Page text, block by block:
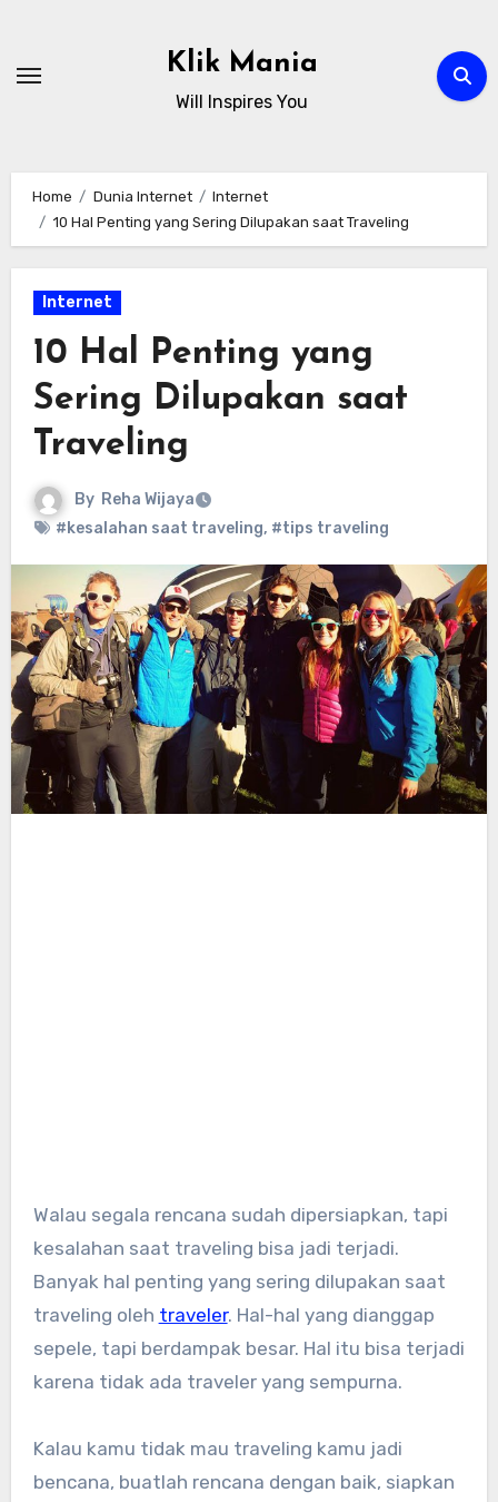
content
Klik Mania
Will Inspires You
Home Dunia Internet
Internet
10 Hal Penting yang Sering Dilupakan saat Traveling
Internet
10 Hal Penting yang
Sering Dilupakan saat
Traveling
By Reha Wijaya
#kesalahan saat traveling, #tips traveling
Walau segala rencana sudah dipersiapkan, tapi
kesalahan saat traveling bisa jadi terjadi.
Banyak hal penting yang sering dilupakan saat
traveling oleh traveler. Hal-hal yang dianggap
sepele, tapi berdampak besar. Hal itu bisa terjadi
karena tidak ada traveler yang sempurna.
Kalau kamu tidak mau traveling kamu jadi
bencana, buatlah rencana dengan baik, siapkan